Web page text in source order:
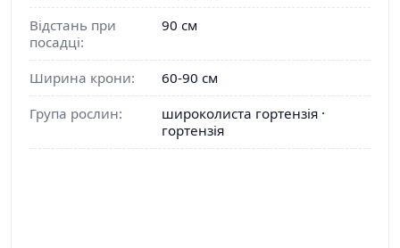
Відстань при
посадці:
90 см
Ширина крони:
60-90 см
Група рослин:
широколиста гортензія ·
гортензія